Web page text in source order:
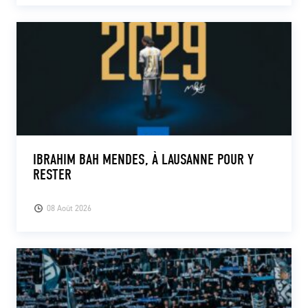
08 Août 2026
IBRAHIM BAH MENDES, À LAUSANNE POUR Y
RESTER